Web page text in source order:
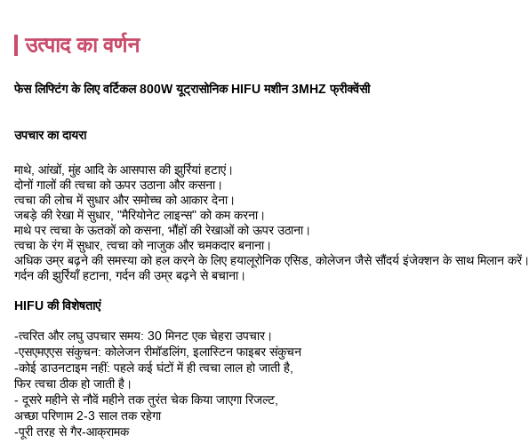
उत्पाद का वर्णन
फेस लिफ्टिंग के लिए वर्टिकल 800W यूट्रासोनिक HIFU मशीन 3MHZ फ्रीक्वेंसी
उपचार का दायरा
माथे, आंखों, मुंह आदि के आसपास की झुर्रियां हटाएं।
दोनों गालों की त्वचा को ऊपर उठाना और कसना।
त्वचा की लोच में सुधार और समोच्च को आकार देना।
जबड़े की रेखा में सुधार, "मैरियोनेट लाइन्स" को कम करना।
माथे पर त्वचा के ऊतकों को कसना, भौंहों की रेखाओं को ऊपर उठाना।
त्वचा के रंग में सुधार, त्वचा को नाजुक और चमकदार बनाना।
अधिक उम्र बढ़ने की समस्या को हल करने के लिए हयालूरोनिक एसिड, कोलेजन जैसे सौंदर्य इंजेक्शन के साथ मिलान करें।
गर्दन की झुर्रियाँ हटाना, गर्दन की उम्र बढ़ने से बचाना।
HIFU की विशेषताएं
-त्वरित और लघु उपचार समय: 30 मिनट एक चेहरा उपचार।
-एसएमएएस संकुचन: कोलेजन रीमॉडलिंग, इलास्टिन फाइबर संकुचन
-कोई डाउनटाइम नहीं: पहले कई घंटों में ही त्वचा लाल हो जाती है,
फिर त्वचा ठीक हो जाती है।
- दूसरे महीने से नौवें महीने तक तुरंत चेक किया जाएगा रिजल्ट,
अच्छा परिणाम 2-3 साल तक रहेगा
-पूरी तरह से गैर-आक्रामक